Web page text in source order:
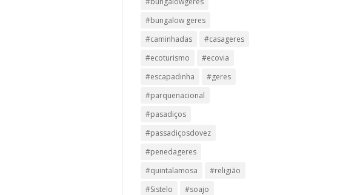
#bungalow geres
#caminhadas
#casageres
#ecoturismo
#ecovia
#escapadinha
#geres
#parquenacional
#pasadiços
#passadiçosdovez
#penedageres
#quintalamosa
#religião
#Sistelo
#soajo